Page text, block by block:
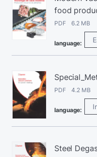
food
PDF 6.2 MB
language:
PDF 4.2 MB
language:
Steel